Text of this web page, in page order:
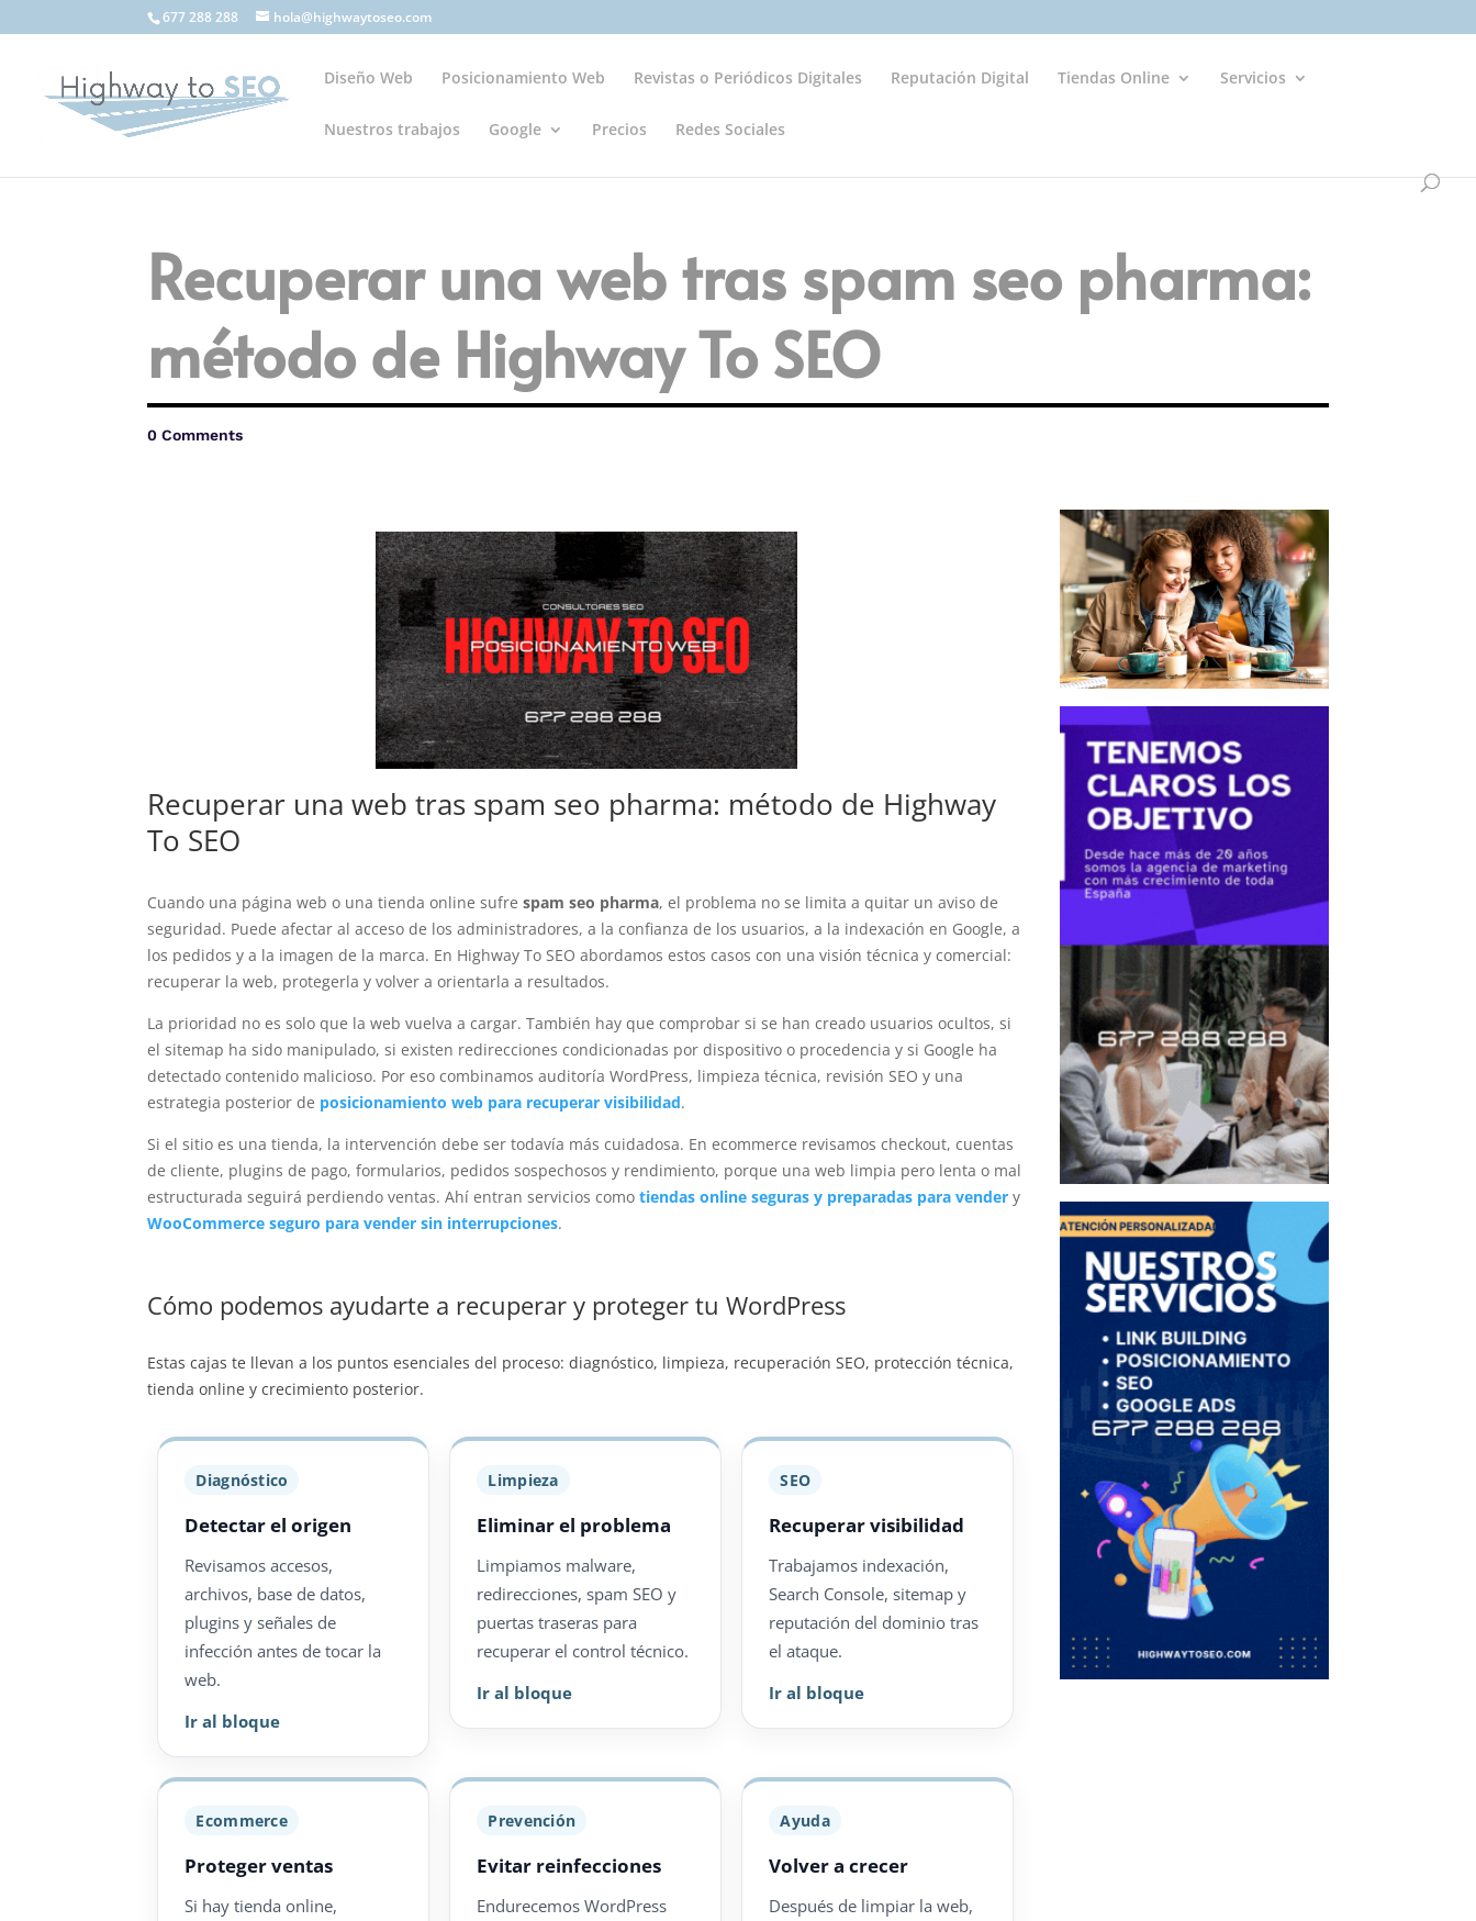
677 288 288 hola@highwaytoseo.com
Diseño Web Posicionamiento Web Revistas o Periódicos Digitales Reputación Digital Tiendas Online Servicios
Nuestros trabajos Google Precios Redes Sociales
Recuperar una web tras spam seo pharma:
método de Highway To SEO
0 Comments
Recuperar una web tras spam seo pharma: método de Highway
To SEO
Cuando una página web o una tienda online sufrespam seo pharma, el problema no se limita a quitar un aviso de
seguridad. Puede afectar al acceso de los administradores, a la confianza de los usuarios, a la indexación en Google, a
los pedidos y a la imagen de la marca. En Highway To SEO abordamos estos casos con una visión técnica y comercial:
recuperar la web, protegerla y volver a orientarla a resultados.
La prioridad no es solo que la web vuelva a cargar. También hay que comprobar si se han creado usuarios ocultos, si
el sitemap ha sido manipulado, si existen redirecciones condicionadas por dispositivo o procedencia y si Google ha
detectado contenido malicioso. Por eso combinamos auditoría WordPress, limpieza técnica, revisión SEO y una
estrategia posterior de posicionamiento web para recuperar visibilidad.
Si el sitio es una tienda, la intervención debe ser todavía más cuidadosa. En ecommerce revisamos checkout, cuentas
de cliente, plugins de pago, formularios, pedidos sospechosos y rendimiento, porque una web limpia pero lenta o mal
estructurada seguirá perdiendo ventas. Ahí entran servicios comotiendas online seguras y preparadas para vender y
WooCommerce seguro para vender sin interrupciones.
Cómo podemos ayudarte a recuperar y proteger tu WordPress
Estas cajas te llevan a los puntos esenciales del proceso: diagnóstico, limpieza, recuperación SEO, protección técnica,
tienda online y crecimiento posterior.
Diagnóstico
Detectar el origen
Revisamos accesos,
archivos, base de datos,
plugins y señales de
infección antes de tocar la
web.
Ir al bloque
Limpieza
Eliminar el problema
Limpiamos malware,
redirecciones, spam SEO y
puertas traseras para
recuperar el control técnico.
Ir al bloque
SEO
Recuperar visibilidad
Trabajamos indexación,
Search Console, sitemap y
reputación del dominio tras
el ataque.
Ir al bloque
Ecommerce
Proteger ventas
Si hay tienda online,
Prevención
Evitar reinfecciones
Endurecemos WordPress
Ayuda
Volver a crecer
Después de limpiar la web,